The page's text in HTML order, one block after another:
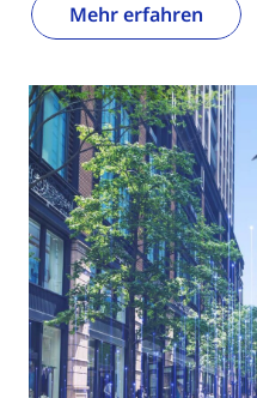
Mehr erfahren